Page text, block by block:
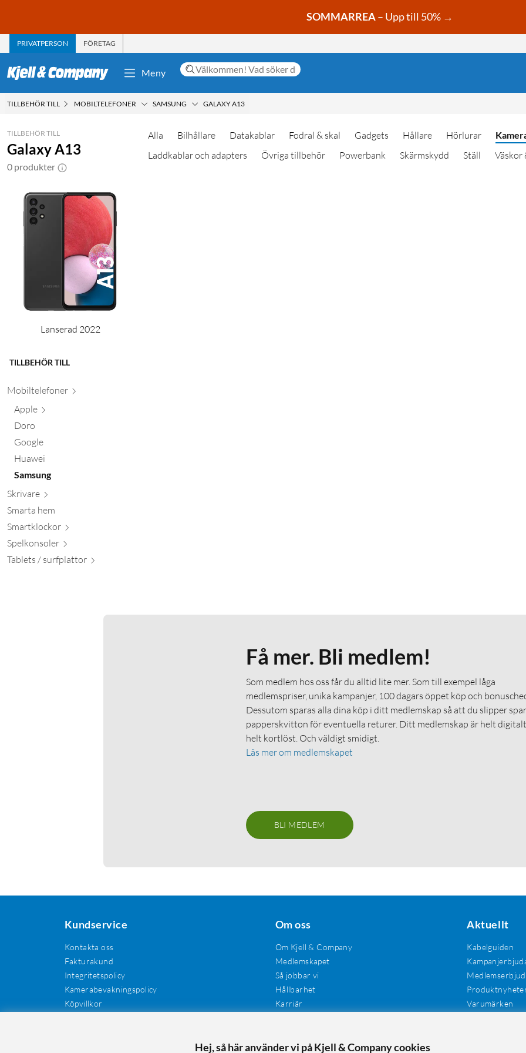
SOMMARREA– Upp till 50% →
PRIVATPERSON FÖRETAG
Meny
TILLBEHÖR TILL MOBILTELEFONER SAMSUNG GALAXY A13
TILLBEHÖR TILL
Galaxy A13
0 produkter
Lanserad 2022
TILLBEHÖR TILL
Mobiltelefoner
Apple
Doro
Google
Huawei
Samsung
Skrivare
Smarta hem
Smartklockor
Spelkonsoler
Tablets / surfplattor
Alla Bilhållare Datakablar Fodral & skal Gadgets Hållare Hörlurar
Laddkablar och adapters
Övriga tillbehör Powerbank Skärmskydd Ställ Väskor
Få mer. Bli medlem!
Som medlem hos oss får du alltid lite mer. Som till exempel låga
medlemspriser, unika kampanjer, 100 dagars öppet köp och
Dessutom sparas alla dina köp i ditt medlemskap så att du slipper
papperskvitton för eventuella returer. Ditt medlemskap är helt
helt kortlöst. Och väldigt smidigt.
Läs mer om medlemskapet
BLI MEDLEM
Kundservice
Kontakta oss
Fakturakund
Integritetspolicy
Kamerabevakningspolicy
Köpvillkor
Om oss
Om Kjell & Company
Medlemskapet
Så jobbar vi
Hållbarhet
Karriär
Tillgänglighet
Aktuellt
Kabelguiden
Varumärken
Hej, så här använder vi på Kjell & Company cookies